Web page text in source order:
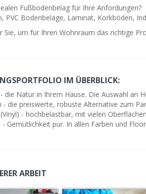
Fußbodenbelag für Ihre Anfordungen?
PVC Bodenbeläge, Laminat, Korkböden,
Sie, um für Ihren Wohnraum das richtige
IM ÜBERBLICK:
die Natur in Ihrem Hause. Die Auswahl an
- die preiswerte, robuste Alternative zum
- hochbelastbar, mit vielen
Gemütlichkeit pur. In allen Farben und
ARBEIT